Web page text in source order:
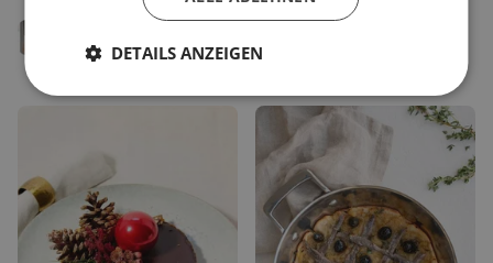
Food Bloggerin,
yo__whats_cookin
Melissa Graf
DETAILS ANZEIGEN